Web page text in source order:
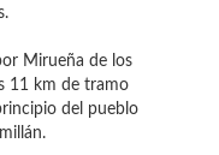
Mirueña de los
11 km de tramo
del pueblo